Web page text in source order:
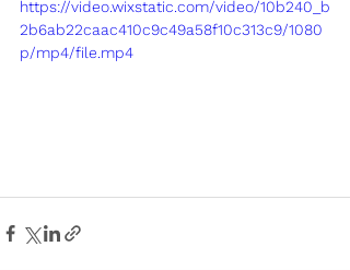
https://video.wixstatic.com/video/10b240_b
2b6ab22caac410c9c49a58f10c313c9/1080
p/mp4/file.mp4